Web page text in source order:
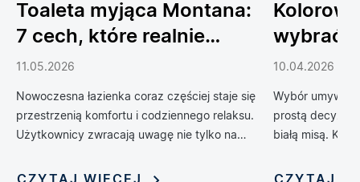
Toaleta myjąca Montana:
7 cech, które realnie
podnoszą komfort
codziennego życia
11.05.2026
Nowoczesna łazienka coraz częściej staje się
przestrzenią komfortu i codziennego relaksu.
Użytkownicy zwracają uwagę nie tylko na
poprawiają wygodę, higienę i funkcjonalność
wybrać
do
10.04.2026
Wybór
prostą decyzją
białą misą.
oferując